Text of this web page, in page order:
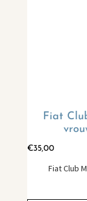
Fiat
€35,00
Fiat Club